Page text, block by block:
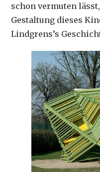
schon vermuten
Gestaltung dieses
Lindgrens’s